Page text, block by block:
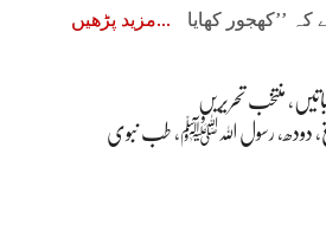
’’کھجور کھایا
مزید پڑھیں
، منتخب تحریریں
، دودھ، رسول اللہﷺ، طب نبوی